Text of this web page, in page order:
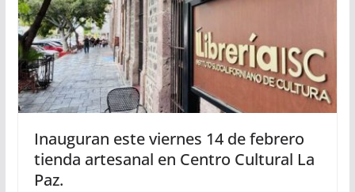
Inauguran este viernes 14 de febrero
tienda artesanal en Centro Cultural La
Paz.